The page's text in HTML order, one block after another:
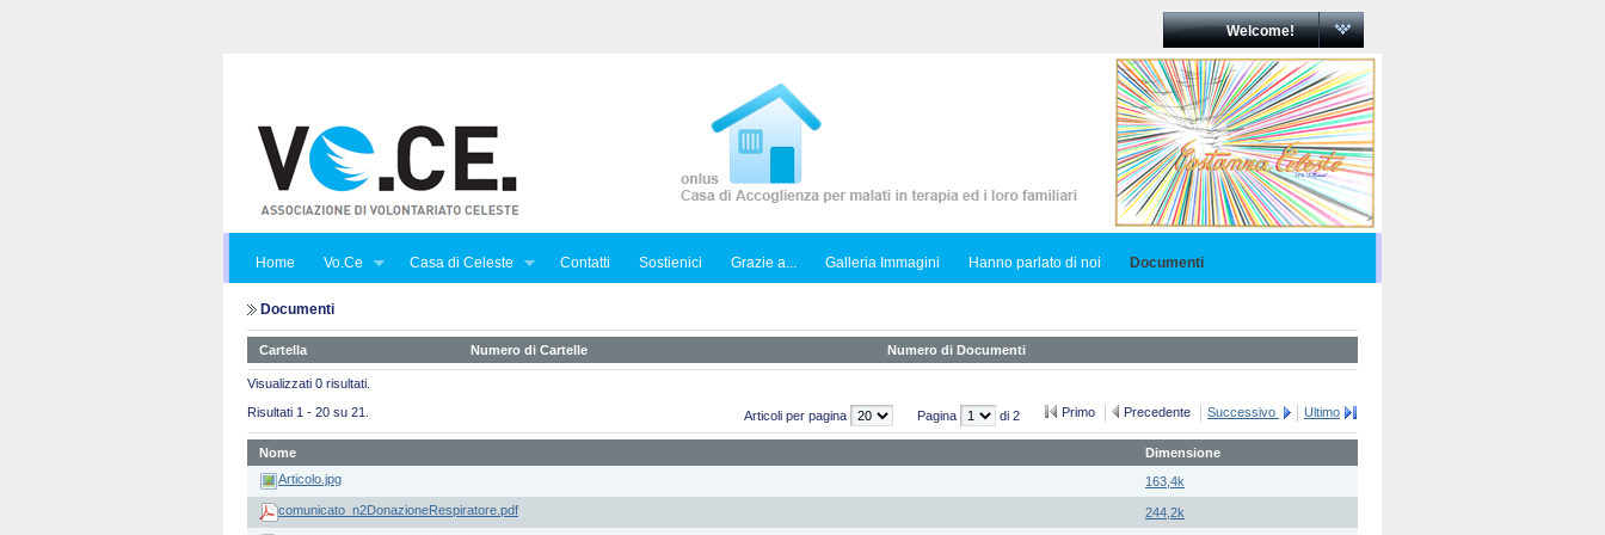
Welcome!
Home Vo.Ce Casa di Celeste Contatti Sostienici Grazie a... Galleria Immagini Hanno parlato di noi Documenti
Documenti
Cartella Numero di Cartelle Numero di Documenti
Visualizzati 0 risultati.
Risultati 1 - 20 su 21.
Articoli per pagina Pagina di 2 Primo Precedente Successivo Ultimo
Nome
Dimensione
Articolo.jpg
163,4k
comunicato_n2DonazioneRespiratore.pdf
244,2k